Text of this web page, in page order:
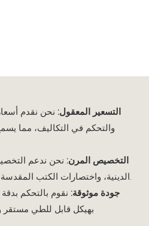
1. التسعير المعقول: نحن نقدم
والتحكم في التكاليف، مما
2. التخصيص المرن: نحن ندعم
الدينية، واختصارات الكتب المقدسة، وعناصر أخرى لتلبية الاحتياجات الشخصية لمجموعات مختلفة.
3. جودة موثوقة: نقوم بالتحكم
بهيكل قابل للطي مستقر